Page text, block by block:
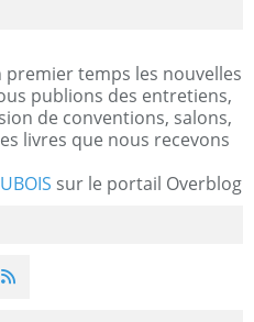
temps les nouvelles
publions des entretiens,
de conventions, salons,
livres que nous recevons
sur le portail Overblog